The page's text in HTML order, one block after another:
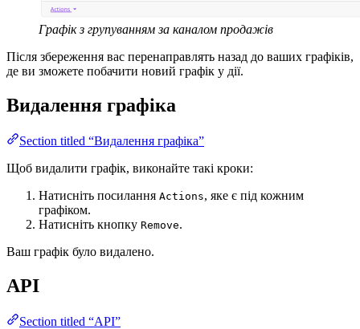
Графік з групуванням за каналом продажів
Після збереження вас перенаправлять назад до ваших графіків,
де ви зможете побачити новий графік у дії.
Видалення графіка
Section titled “Видалення графіка”
Щоб видалити графік, виконайте такі кроки:
Натисніть посилання Actions, яке є під кожним
графіком.
Натисніть кнопку Remove.
Ваш графік було видалено.
API
Section titled “API”